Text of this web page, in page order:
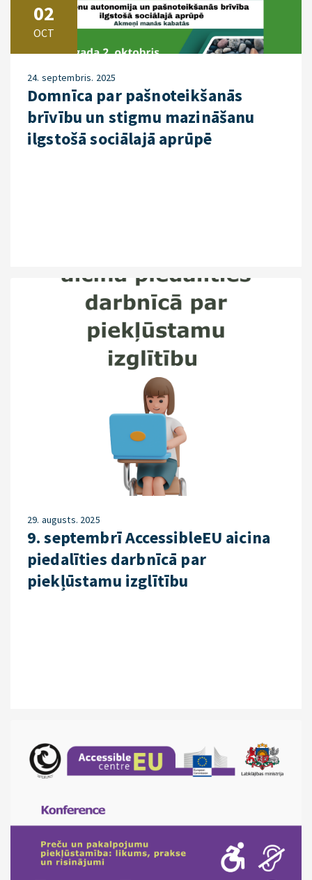
02
OCT
24. septembris. 2025
Domnīca par pašnoteikšanās
brīvību un stigmu mazināšanu
ilgstošā sociālajā aprūpē
29. augusts. 2025
9. septembrī AccessibleEU aicina
piedalīties darbnīcā par
piekļūstamu izglītību